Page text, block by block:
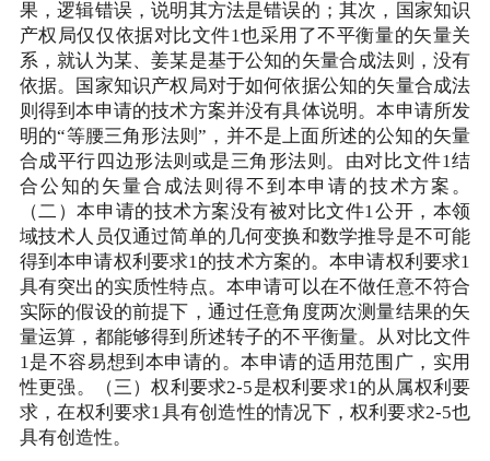
果，逻辑错误，说明其方法是错误的；其次，国家知识
产权局仅仅依据对比文件1也采用了不平衡量的矢量关
系，就认为某、姜某是基于公知的矢量合成法则，没有
依据。国家知识产权局对于如何依据公知的矢量合成法
则得到本申请的技术方案并没有具体说明。本申请所发
明的“等腰三角形法则”，并不是上面所述的公知的矢量
合成平行四边形法则或是三角形法则。由对比文件1结
合公知的矢量合成法则得不到本申请的技术方案。
（二）本申请的技术方案没有被对比文件1公开，本领
域技术人员仅通过简单的几何变换和数学推导是不可能
得到本申请权利要求1的技术方案的。本申请权利要求1
具有突出的实质性特点。本申请可以在不做任意不符合
实际的假设的前提下，通过任意角度两次测量结果的矢
量运算，都能够得到所述转子的不平衡量。从对比文件
1是不容易想到本申请的。本申请的适用范围广，实用
性更强。（三）权利要求2-5是权利要求1的从属权利要
求，在权利要求1具有创造性的情况下，权利要求2-5也
具有创造性。